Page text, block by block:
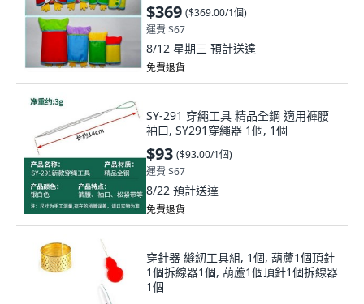
$369 ($369.00/1個)
運費 $67
8/12 星期三 預計送達
免費退貨
SY-291 穿繩工具 精品全鋼 適用褲腰
袖口, SY291穿繩器 1個, 1個
$93 ($93.00/1個)
運費 $67
8/22 預計送達
免費退貨
穿針器 縫紉工具組, 1個, 葫蘆1個頂針
1個拆線器1個, 葫蘆1個頂針1個拆線器
1個